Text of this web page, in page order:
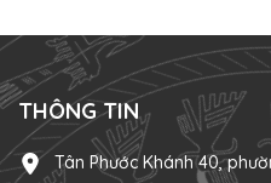
THÔNG TIN
Tân Phước Khánh 40,